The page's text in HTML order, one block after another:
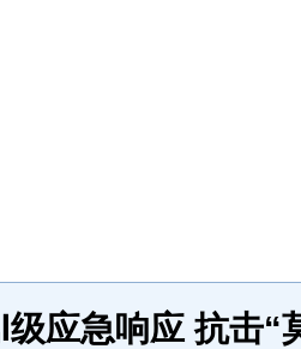
级应急响应 抗击“